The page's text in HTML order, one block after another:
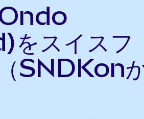
スイスフ
SNDKon